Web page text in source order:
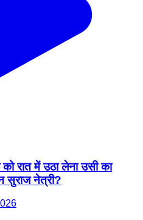
रात में उठा लेना उसी का
सुराज नेत्री?